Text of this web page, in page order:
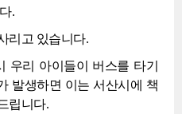
.
리고 있습니다.
우리 아이들이 버스를 타기
발생하면 이는 서산시에 책
립니다.